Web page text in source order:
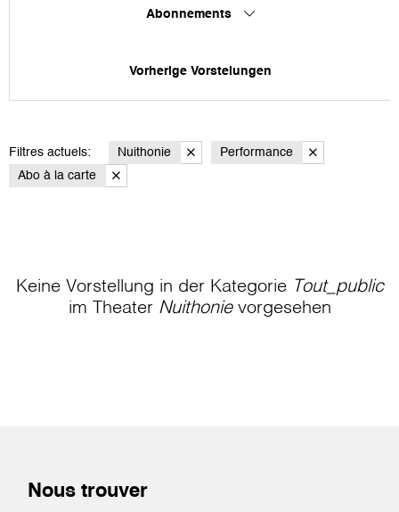
Abonnements
Vorherige Vorstelungen
Filtres actuels: Nuithonie
Performance
Abo à la carte
Keine Vorstellung in der Kategorie Tout_public
im Theater Nuithonievorgesehen
Nous trouver